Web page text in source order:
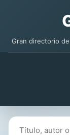
Gran directorio